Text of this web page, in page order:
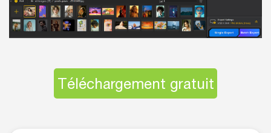
Téléchargement gratuit